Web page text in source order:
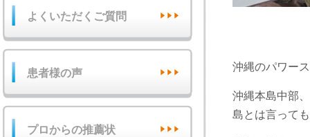
沖縄のパワー
沖縄本島中部
島とは言って
よくいただくご質問
患者様の声
プロからの推薦状